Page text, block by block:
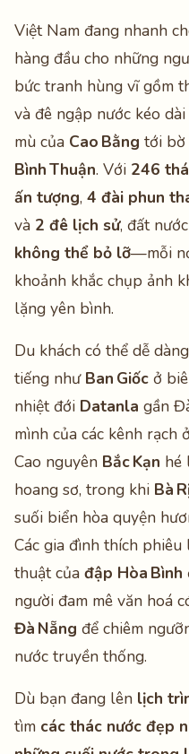
Việt Nam đang nhanh
hàng đầu cho những
bức tranh hùng vĩ gồm
và đê ngập nước kéo
mù của Cao Bằng tới bờ
Bình Thuận. Với 246
ấn tượng, 4 đài phun
và 2 đê lịch sử, đất
không thể bỏ lỡ—mỗi
khoảnh khắc chụp ảnh
lặng yên bình.
Du khách có thể dễ
tiếng như Ban Giốc ở
nhiệt đới Datanla gần
mình của các kênh rạch
Cao nguyên Bắc Kạn hé
hoang sơ, trong khi Bà
suối biển hòa quyện
Các gia đình thích
thuật của đập Hòa Bình
người đam mê văn hoá
Đà Nẵng để chiêm
nước truyền thống.
Dù bạn đang lên lịch
tìm các thác nước đẹp